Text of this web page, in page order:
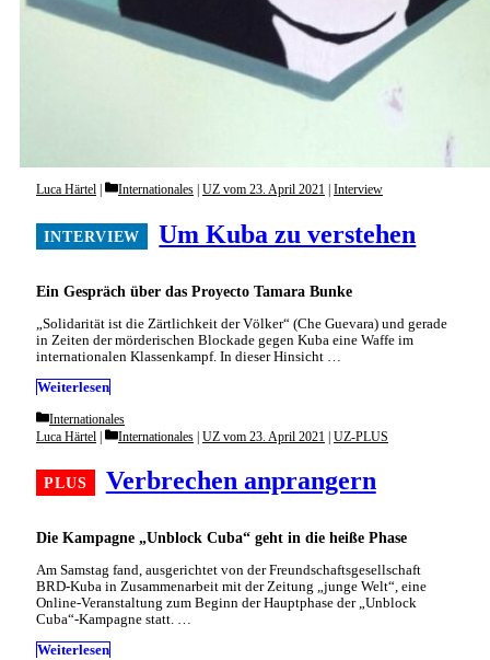
Ein Gespräch über das Proyecto Tamara Bunke
Um Kuba zu verstehen
Luca Härtel Categories
Internationales UZ vom 23. April 2021 Interview
„Solidarität ist die Zärtlichkeit der Völker“ (Che Guevara) und gerade
in Zeiten der mörderischen Blockade gegen Kuba eine Waffe im
internationalen Klassenkampf. In dieser Hinsicht …
Weiterlesen
Categories
Internationales
Die Kampagne „Unblock Cuba“ geht in die heiße Phase
Verbrechen anprangern
Luca Härtel Categories
Internationales | UZ vom 23. April 2021 | UZ-PLUS
Am Samstag fand, ausgerichtet von der Freundschaftsgesellschaft
BRD-Kuba in Zusammenarbeit mit der Zeitung „junge Welt“, eine
Online-Veranstaltung zum Beginn der Hauptphase der „Unblock
Cuba“-Kampagne statt. …
Weiterlesen